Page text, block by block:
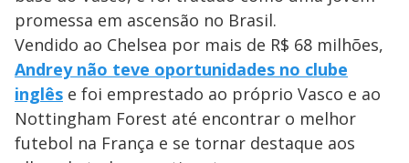
promessa em ascensão no Brasil.
Vendido ao Chelsea por mais de R$ 68 milhões,
Andrey não teve oportunidades no clube
inglês e foi emprestado ao próprio Vasco e ao
Nottingham Forest até encontrar o melhor
futebol na França e se tornar destaque aos